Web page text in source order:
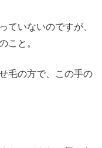
ていないのですが、
こと。
毛の方で、この手の